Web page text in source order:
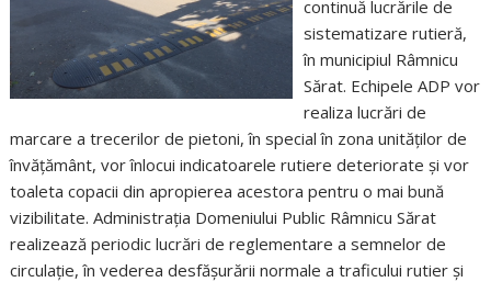
continuă lucrările de
sistematizare rutieră,
în municipiul Râmnicu
Sărat. Echipele ADP vor
realiza lucrări de
marcare a trecerilor de pietoni, în special în zona unităților de
învățământ, vor înlocui indicatoarele rutiere deteriorate și vor
toaleta copacii din apropierea acestora pentru o mai bună
vizibilitate. Administrația Domeniului Public Râmnicu Sărat
realizează periodic lucrări de reglementare a semnelor de
circulație, în vederea desfășurării normale a traficului rutier și